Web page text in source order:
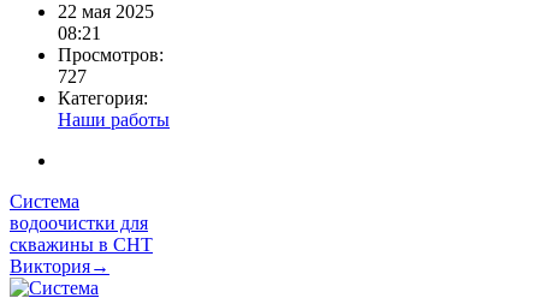
22 мая 2025
08:21
Просмотров:
727
Категория:
Наши работы
Система
водоочистки для
скважины в СНТ
Виктория→